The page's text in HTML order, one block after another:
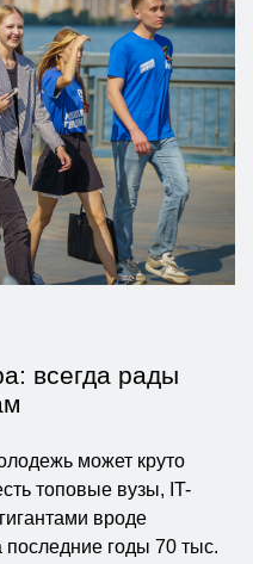
всегда рады
может круто
топовые вузы, IT-
вроде
годы 70 тыс.